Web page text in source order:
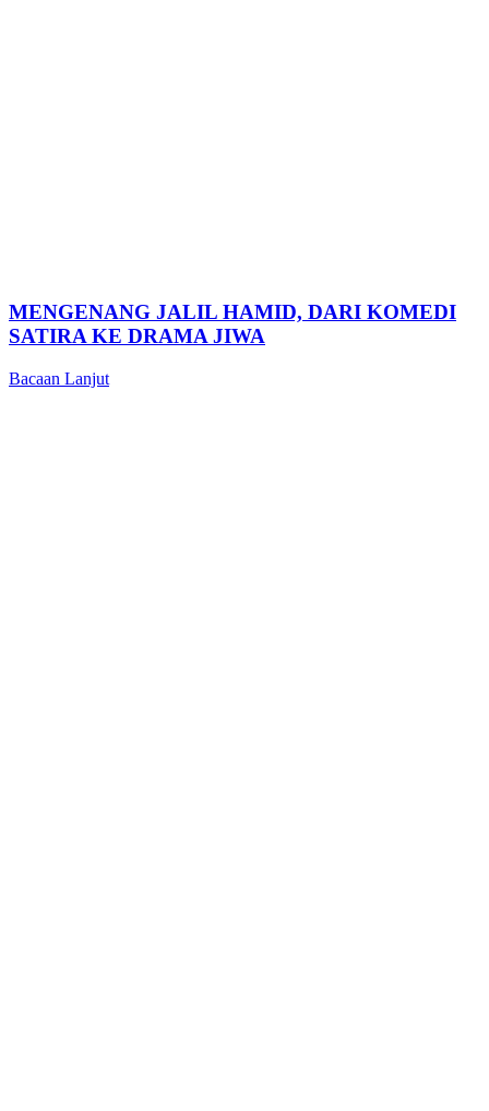
MENGENANG JALIL HAMID, DARI KOMEDI
SATIRA KE DRAMA JIWA
Bacaan Lanjut